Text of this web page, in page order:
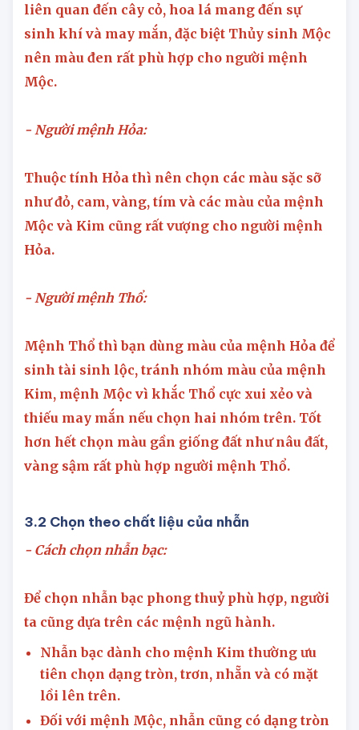
liên quan đến cây cỏ, hoa lá mang đến sự
sinh khí và may mắn, đặc biệt Thủy sinh Mộc
nên màu đen rất phù hợp cho người mệnh
Mộc.
- Người mệnh Hỏa:
Thuộc tính Hỏa thì nên chọn các màu sặc sỡ
như đỏ, cam, vàng, tím và các màu của mệnh
Mộc và Kim cũng rất vượng cho người mệnh
Hỏa.
- Người mệnh Thổ:
Mệnh Thổ thì bạn dùng màu của mệnh Hỏa để
sinh tài sinh lộc, tránh nhóm màu của mệnh
Kim, mệnh Mộc vì khắc Thổ cực xui xẻo và
thiếu may mắn nếu chọn hai nhóm trên. Tốt
hơn hết chọn màu gần giống đất như nâu đất,
vàng sậm rất phù hợp người mệnh Thổ.
3.2 Chọn theo chất liệu của nhẫn
- Cách chọn nhẫn bạc:
Để chọn nhẫn bạc phong thuỷ phù hợp, người
ta cũng dựa trên các mệnh ngũ hành.
Nhẫn bạc dành cho mệnh Kim thường ưu
tiên chọn dạng tròn, trơn, nhẵn và có mặt
lồi lên trên.
Đối với mệnh Mộc, nhẫn cũng có dạng tròn